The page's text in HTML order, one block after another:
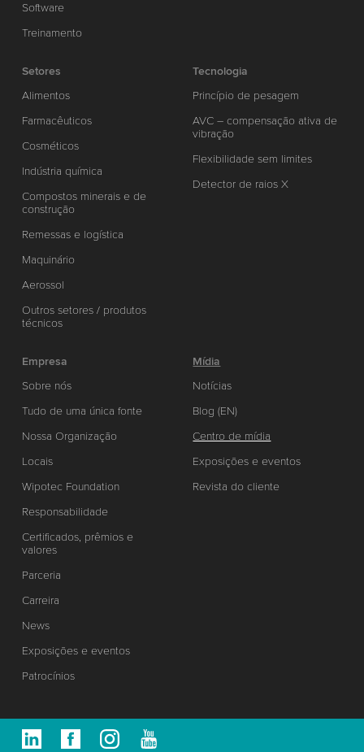
Software
Treinamento
Setores
Alimentos
Farmacêuticos
Cosméticos
Indústria química
Compostos minerais e de
construção
Remessas e logística
Maquinário
Aerossol
Outros setores / produtos
técnicos
Tecnologia
Princípio de pesagem
AVC – compensação ativa de
vibração
Flexibilidade sem limites
Detector de raios X
Empresa
Sobre nós
Tudo de uma única fonte
Nossa Organização
Locais
Wipotec Foundation
Responsabilidade
Certificados, prêmios e
valores
Parceria
Carreira
News
Exposições e eventos
Patrocínios
Mídia
Notícias
Blog (EN)
Centro de mídia
Exposições e eventos
Revista do cliente